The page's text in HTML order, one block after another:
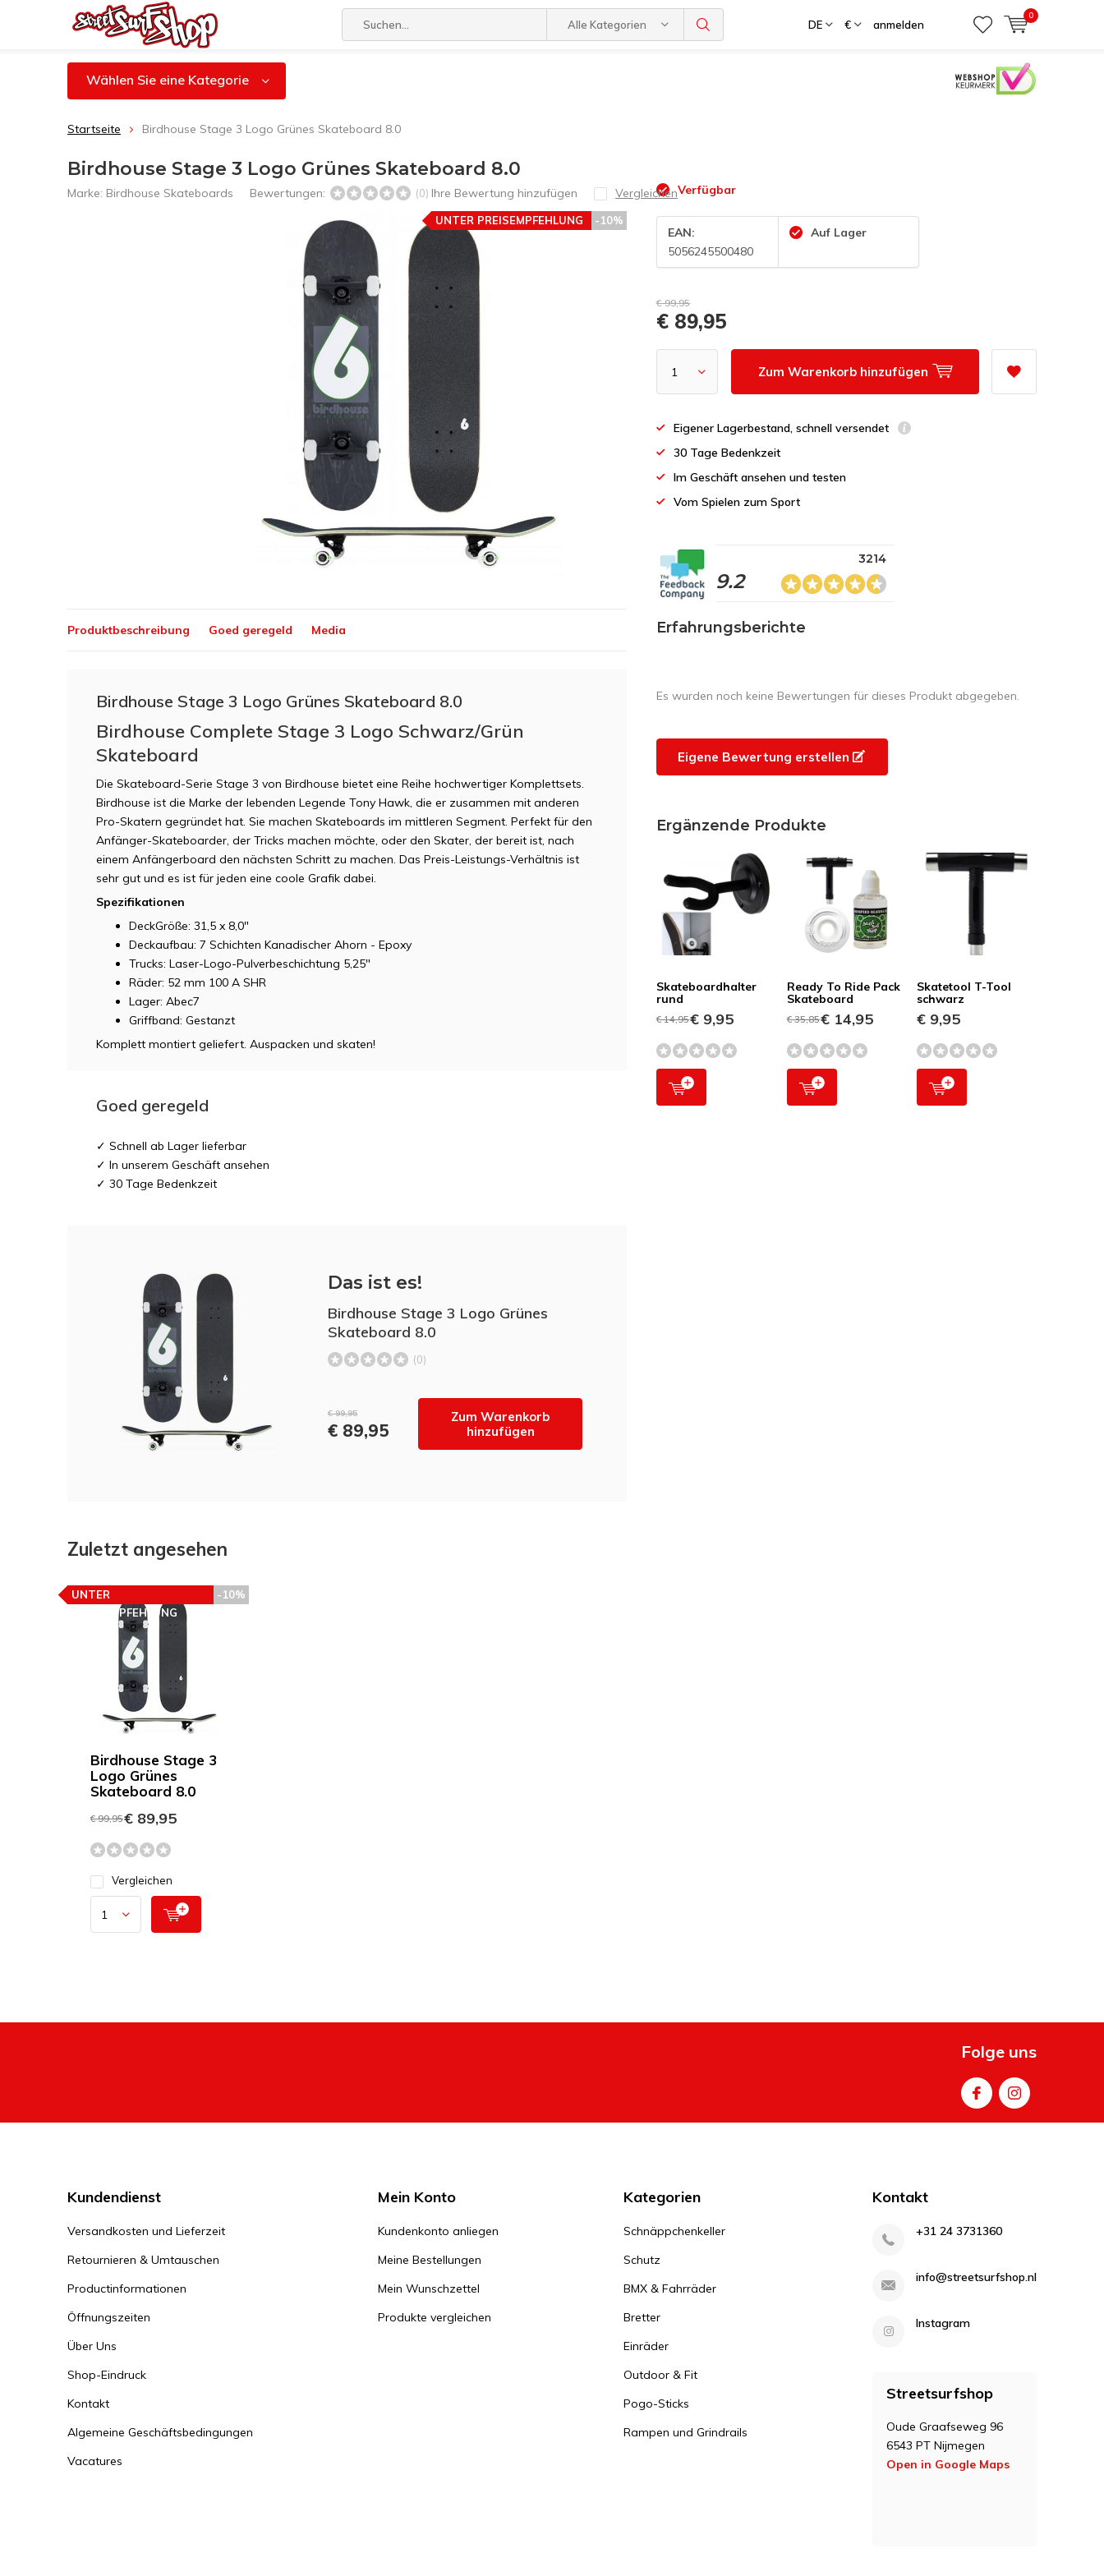
Alle Kategorien DE € anmelden
0
Wählen Sie eine Kategorie
Startseite Birdhouse Stage 3 Logo Grünes Skateboard 8.0
Birdhouse Stage 3 Logo Grünes Skateboard 8.0
Marke: Birdhouse Skateboards Bewertungen: (0) Ihre Bewertung hinzufügen Vergleichen
-10%
UNTER PREISEMPFEHLUNG
Verfügbar
EAN:
5056245500480
Auf Lager
€ 99,95
€ 89,95
Zum Warenkorb hinzufügen
Eigener Lagerbestand, schnell versendet
30 Tage Bedenkzeit
Im Geschäft ansehen und testen
Vom Spielen zum Sport
9.2
3214
Produktbeschreibung Goed geregeld Media
Birdhouse Stage 3 Logo Grünes Skateboard 8.0
Birdhouse Complete Stage 3 Logo Schwarz/Grün
Skateboard
Die Skateboard-Serie Stage 3 von Birdhouse bietet eine Reihe hochwertiger Komplettsets.
Birdhouse ist die Marke der lebenden Legende Tony Hawk, die er zusammen mit anderen
Pro-Skatern gegründet hat. Sie machen Skateboards im mittleren Segment. Perfekt für den
Anfänger-Skateboarder, der Tricks machen möchte, oder den Skater, der bereit ist, nach
einem Anfängerboard den nächsten Schritt zu machen. Das Preis-Leistungs-Verhältnis ist
sehr gut und es ist für jeden eine coole Grafik dabei.
Spezifikationen
DeckGröße: 31,5 x 8,0"
Deckaufbau: 7 Schichten Kanadischer Ahorn - Epoxy
Trucks: Laser-Logo-Pulverbeschichtung 5,25"
Räder: 52 mm 100 A SHR
Lager: Abec7
Griffband: Gestanzt
Komplett montiert geliefert. Auspacken und skaten!
Goed geregeld
✓ Schnell ab Lager lieferbar
✓ In unserem Geschäft ansehen
✓ 30 Tage Bedenkzeit
Das ist es!
Birdhouse Stage 3 Logo Grünes
Skateboard 8.0
(0)
€ 99,95
€ 89,95
Zum Warenkorb
hinzufügen
Erfahrungsberichte
Es wurden noch keine Bewertungen für dieses Produkt abgegeben.
Eigene Bewertung erstellen
Ergänzende Produkte
Skateboardhalter
rund
€ 14,95€ 9,95
Ready To Ride Pack
Skateboard
€ 35,85€ 14,95
Skatetool T-Tool
schwarz
€ 9,95
Zuletzt angesehen
Birdhouse Stage 3
Logo Grünes
Skateboard 8.0
-10%
UNTER
PREISEMPFEHLUNG
€ 99,95€ 89,95
Vergleichen
Folge uns
Kundendienst
Versandkosten und Lieferzeit
Retournieren & Umtauschen
Productinformationen
Öffnungszeiten
Über Uns
Shop-Eindruck
Kontakt
Algemeine Geschäftsbedingungen
Vacatures
Mein Konto
Kundenkonto anliegen
Meine Bestellungen
Mein Wunschzettel
Produkte vergleichen
Kategorien
Schnäppchenkeller
Schutz
BMX & Fahrräder
Bretter
Einräder
Outdoor & Fit
Pogo-Sticks
Rampen und Grindrails
Kontakt
+31 24 3731360
info@streetsurfshop.nl
Instagram
Streetsurfshop
Oude Graafseweg 96
6543 PT Nijmegen
Open in Google Maps